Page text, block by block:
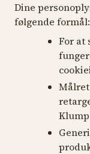
Dine
følgende formål:
For at
Klump